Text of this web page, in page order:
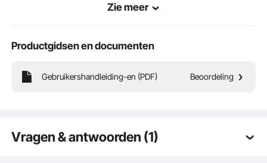
functiemodi. Het voldoet aan verschillende reparatiebehoeften
Intelligente bescherming tegen oververhitting
machineschade te voorkomen en een veilige lasomgeving te
Zie meer
Productgidsen en documenten
Gebruikershandleiding-en (PDF) Beoordeling
Vragen & antwoorden (1)